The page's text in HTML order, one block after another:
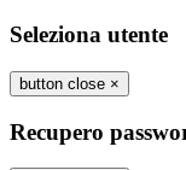
Seleziona utente
button close ×
Recupero